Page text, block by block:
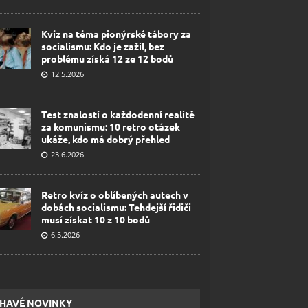
Kvíz na téma pionýrské tábory za
socialismu: Kdo je zažil, bez
problému získá 12 ze 12 bodů
12.5.2026
Test znalostí o každodenní realitě
za komunismu: 10 retro otázek
ukáže, kdo má dobrý přehled
23.6.2026
Retro kvíz o oblíbených autech v
dobách socialismu: Tehdejší řidiči
musí získat 10 z 10 bodů
6.5.2026
NOVINKY